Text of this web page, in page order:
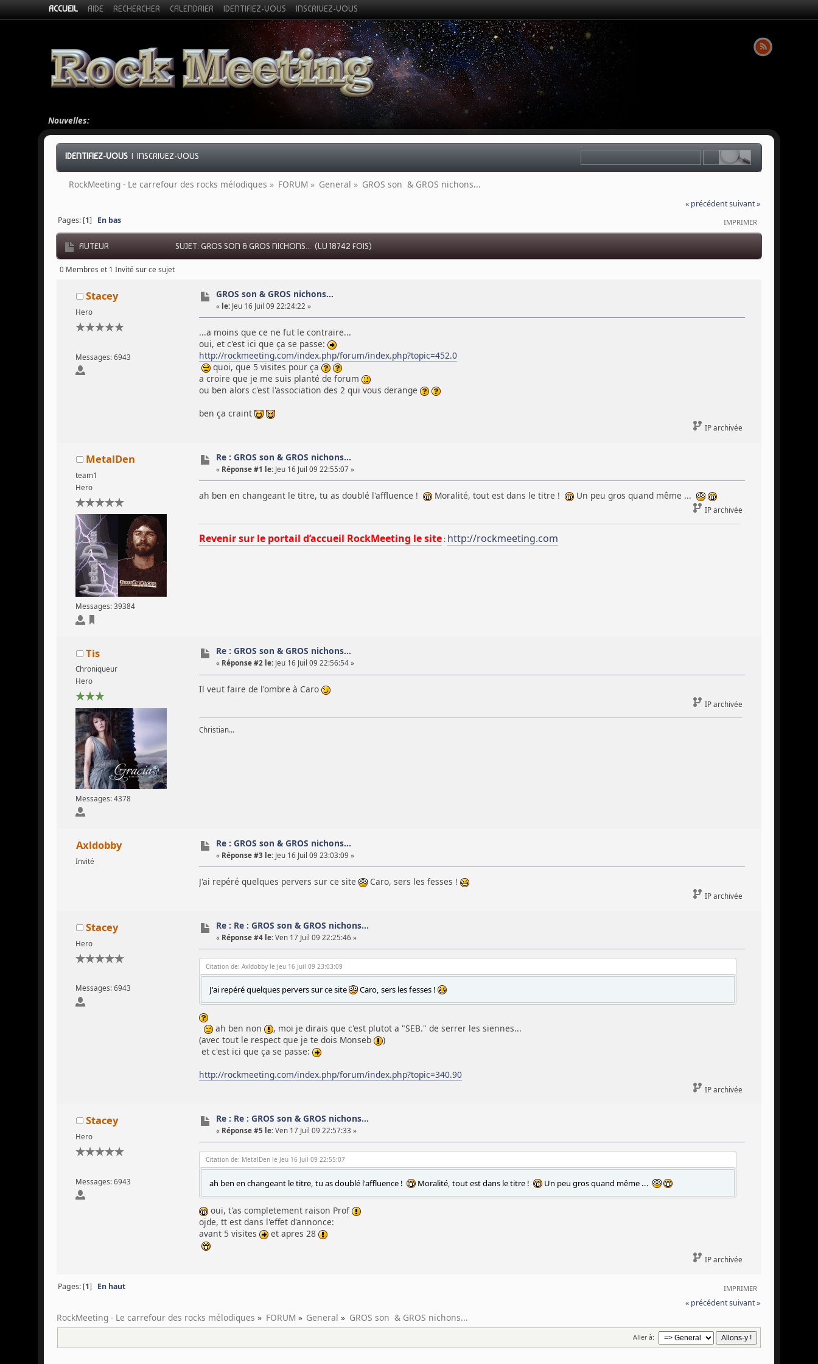
ACCUEIL AIDE RECHERCHER CALENDRIER IDENTIFIEZ-VOUS INSCRIVEZ-VOUS
Nouvelles:
IDENTIFIEZ-VOUS |INSCRIVEZ-VOUS
RockMeeting - Le carrefour des rocks mélodiques » FORUM » General » GROS son  & GROS nichons...
« précédentsuivant »
IMPRIMER
Pages: [1] En bas
AUTEUR SUJET: GROS SON & GROS NICHONS... (LU 18742 FOIS)
0 Membres et 1 Invité sur ce sujet
Stacey
Hero
Messages: 6943
GROS son & GROS nichons...
« le: Jeu 16 Juil 09 22:24:22 »
...a moins que ce ne fut le contraire...
oui, et c'est ici que ça se passe:
http://rockmeeting.com/index.php/forum/index.php?topic=452.0
quoi, que 5 visites pour ça
a croire que je me suis planté de forum
ou ben alors c'est l'association des 2 qui vous derange
ben ça craint
IP archivée
MetalDen
team1
Hero
Messages: 39384
Re : GROS son & GROS nichons...
« Réponse #1 le: Jeu 16 Juil 09 22:55:07 »
ah ben en changeant le titre, tu as doublé l'affluence ! Moralité, tout est dans le titre ! Un peu gros quand même ...
IP archivée
Revenir sur le portail d’accueil RockMeeting le site: http://rockmeeting.com
Tis
Chroniqueur
Hero
Messages: 4378
Re : GROS son & GROS nichons...
« Réponse #2 le: Jeu 16 Juil 09 22:56:54 »
Il veut faire de l'ombre à Caro
IP archivée
Christian...
Axldobby
Invité
Re : GROS son & GROS nichons...
« Réponse #3 le: Jeu 16 Juil 09 23:03:09 »
J'ai repéré quelques pervers sur ce site Caro, sers les fesses !
IP archivée
Stacey
Hero
Messages: 6943
Re : Re : GROS son & GROS nichons...
« Réponse #4 le: Ven 17 Juil 09 22:25:46 »
Citation de: Axldobby le Jeu 16 Juil 09 23:03:09
J'ai repéré quelques pervers sur ce site Caro, sers les fesses !
ah ben non
, moi je dirais que c'est plutot a "SEB." de serrer les siennes...
(avec tout le respect que je te dois Monseb
)
et c'est ici que ça se passe:
http://rockmeeting.com/index.php/forum/index.php?topic=340.90
IP archivée
Stacey
Hero
Messages: 6943
Re : Re : GROS son & GROS nichons...
« Réponse #5 le: Ven 17 Juil 09 22:57:33 »
Citation de: MetalDen le Jeu 16 Juil 09 22:55:07
ah ben en changeant le titre, tu as doublé l'affluence ! Moralité, tout est dans le titre ! Un peu gros quand même ...
oui, t'as completement raison Prof
ojde, tt est dans l'effet d'annonce:
avant 5 visites
et apres 28
IP archivée
IMPRIMER
Pages: [1] En haut
« précédentsuivant »
RockMeeting - Le carrefour des rocks mélodiques » FORUM » General » GROS son  & GROS nichons...
Aller à: